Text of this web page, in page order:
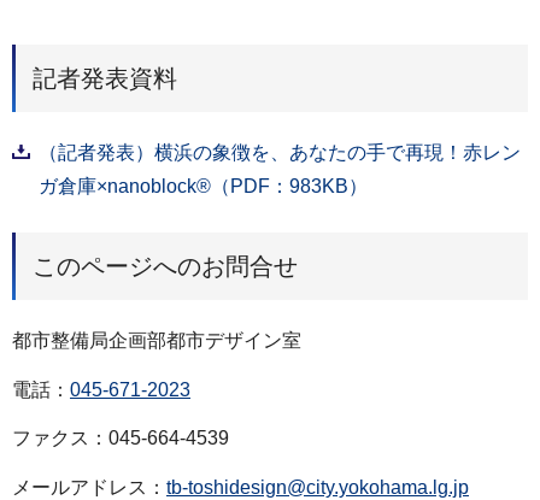
記者発表資料
（記者発表）横浜の象徴を、あなたの手で再現！赤レン
ガ倉庫×nanoblock®（PDF：983KB）
このページへのお問合せ
都市整備局企画部都市デザイン室
電話： 045-671-2023
ファクス：045-664-4539
メールアドレス： tb-toshidesign@city.yokohama.lg.jp